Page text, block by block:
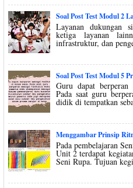
Soal Post Test Modul 2
Layanan dukungan
ketiga layanan
infrastruktur, dan
Soal Post Test Modul 5
Guru dapat
Pada saat guru
didik di tempatkan
Menggambar Prinsip
Pada pembelajaran
Unit 2 terdapat
Seni Rupa. Tujuan